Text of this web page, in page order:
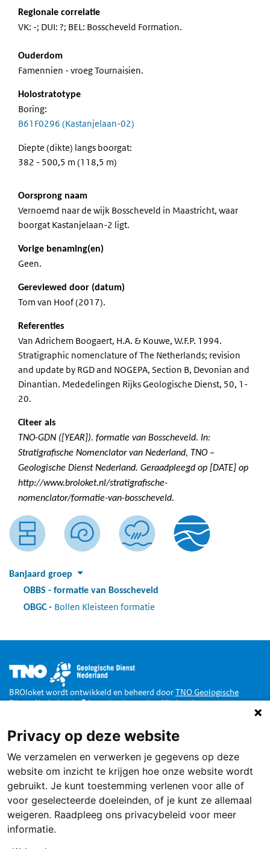
Regionale correlatie
VK: -; DUI: ?; BEL: Bosscheveld Formation.
Ouderdom
Famennien - vroeg Tournaisien.
Holostratotype
Boring:
B61F0296 (Kastanjelaan-02)
Diepte (dikte) langs boorgat:
382 - 500,5 m (118,5 m)
Oorsprong naam
Vernoemd naar de wijk Bosscheveld in Maastricht, waar
boorgat Kastanjelaan-2 ligt.
Vorige benaming(en)
Geen.
Gereviewed door (datum)
Tom van Hoof (2017).
Referenties
Van Adrichem Boogaert, H.A. & Kouwe, W.F.P. 1994.
Stratigraphic nomenclature of The Netherlands; revision
and update by RGD and NOGEPA, Section B, Devonian and
Dinantian. Mededelingen Rijks Geologische Dienst, 50, 1-
20.
Citeer als
TNO-GDN ([YEAR]). formatie van Bosscheveld. In:
Stratigrafische Nomenclator van Nederland, TNO –
Geologische Dienst Nederland. Geraadpleegd op [DATE] op
http://www.broloket.nl/stratigrafische-
nomenclator/formatie-van-bosscheveld.
Banjaard groep
OBBS
formatie van Bosscheveld
OBGC: Bollen Kleisteen formatie
Afbeelding
BROloket wordt ontwikkeld en beheerd doorTNO Geologische
Dienst Nederland
in opdracht van hetMinisterie van
Doe mee
Dankzij de Wet Basisregistratie Ondergrond zijn alle publieke
gegevens van de Nederlandse ondergrond toegankelijk via een loket,
het BROloket.
Ook jij kunt daarbij helpen
Service
Terugmelden
Privacy op deze website
We verzamelen en verwerken je gegevens op deze
website om inzicht te krijgen hoe onze website wordt
gebruikt. Je kunt toestemming verlenen voor alle of
voor geselecteerde doeleinden, of je kunt ze allemaal
weigeren. Raadpleeg ons privacybeleid voor meer
informatie.